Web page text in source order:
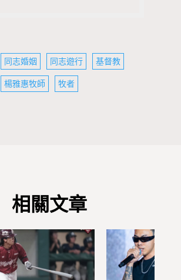
同志婚姻 同志遊行 基督教
楊雅惠牧師 牧者
相關文章